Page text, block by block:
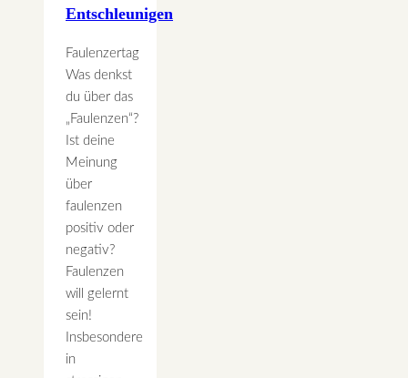
Entschleunigen
Faulenzertag
Was denkst
du über das
„Faulenzen“?
Ist deine
Meinung
über
faulenzen
positiv oder
negativ?
Faulenzen
will gelernt
sein!
Insbesondere
in